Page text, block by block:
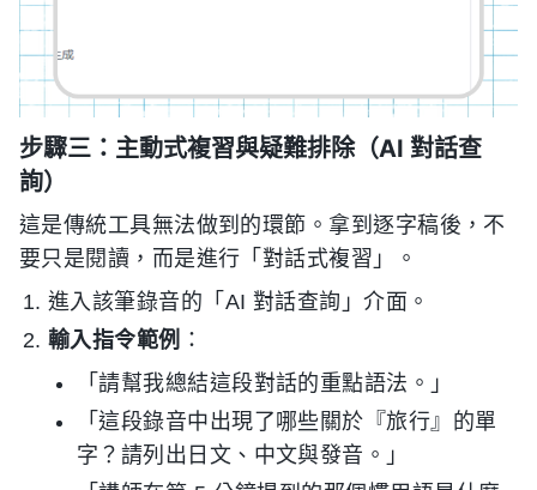
步驟三：主動式複習與疑難排除（AI 對話查
詢）
這是傳統工具無法做到的環節。拿到逐字稿後，不
要只是閱讀，而是進行「對話式複習」。
進入該筆錄音的「AI 對話查詢」介面。
輸入指令範例 ：
「請幫我總結這段對話的重點語法。」
「這段錄音中出現了哪些關於『旅行』的單
字？請列出日文、中文與發音。」